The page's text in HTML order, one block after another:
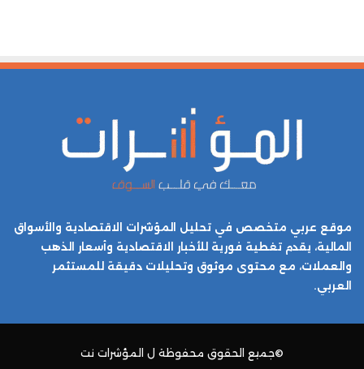
موقع عربي متخصص في تحليل المؤشرات الاقتصادية والأسواق
المالية، يقدم تغطية فورية للأخبار الاقتصادية وأسعار الذهب
والعملات، مع محتوى موثوق وتحليلات دقيقة للمستثمر
العربي.
©جميع الحقوق محفوظة ل المؤشرات نت